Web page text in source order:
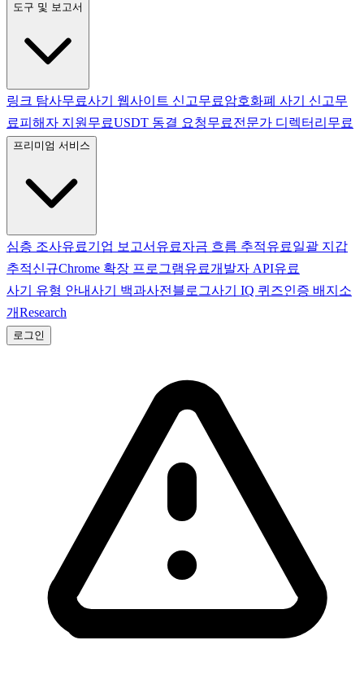
도구 및 보고서
링크 탐사무료사기 웹사이트 신고무료암호화폐 사기 신고무
료피해자 지원 무료USDT 동결 요청무료전문가 디렉터리 무료
프리미엄 서비스
심층 조사유료기업 보고서 유료자금 흐름 추적유료일괄 지갑
추적신규Chrome 확장 프로그램유료개발자 API유료
사기 유형 안내사기 백과사전 블로그사기 IQ 퀴즈인증 배지 소
개Research
로그인